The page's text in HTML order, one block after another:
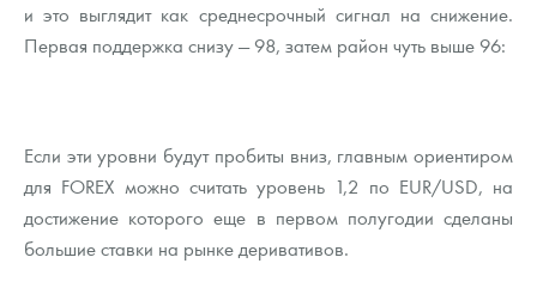
и это выглядит как среднесрочный сигнал на снижение.
Первая поддержка снизу — 98, затем район чуть выше 96:
Если эти уровни будут пробиты вниз, главным ориентиром
для FOREX можно считать уровень 1,2 по EUR/USD, на
достижение которого еще в первом полугодии сделаны
большие ставки на рынке деривативов.